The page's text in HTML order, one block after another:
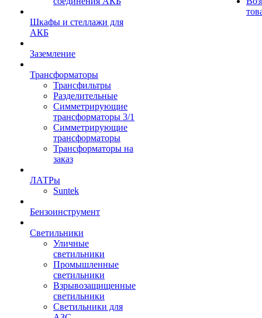
Шкафы и стеллажи для
АКБ
Заземление
Трансформаторы
Трансфильтры
Разделительные
Симметрирующие
трансформаторы 3/1
Симметрирующие
трансформаторы
Трансформаторы на
заказ
ЛАТРы
Suntek
Бензоинструмент
Светильники
Уличные
светильники
Промышленные
светильники
Взрывозащищенные
светильники
Светильники для